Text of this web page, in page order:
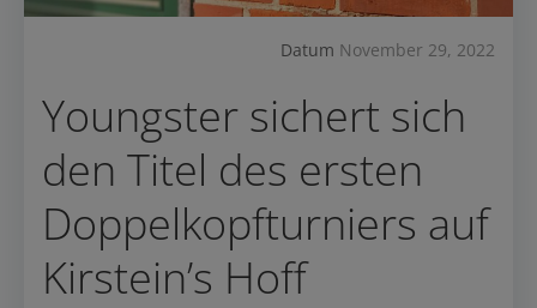
Datum November 29, 2022
Youngster sichert sich
den Titel des ersten
Doppelkopfturniers auf
Kirstein’s Hoff